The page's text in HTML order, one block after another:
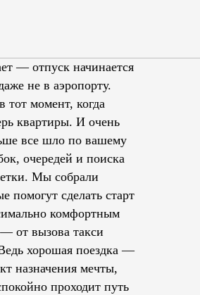
— отпуск начинается
не в аэропорту.
тот момент, когда
квартиры. И очень
все шло по вашему
очередей и поиска
Мы собрали
помогут сделать старт
комфортным
от вызова такси
хорошая поездка —
назначения мечты,
проходит путь